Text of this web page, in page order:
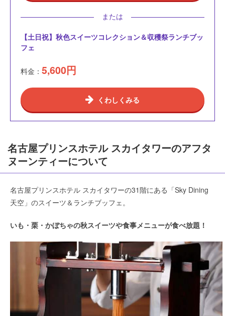
または
【土日祝】秋色スイーツコレクション＆収穫祭ランチブッ
フェ
料金： 5,600円
くわしくみる
名古屋プリンスホテル スカイタワーのアフタ
ヌーンティーについて
名古屋プリンスホテル スカイタワーの31階にある「Sky Dining
天空」のスイーツ＆ランチブッフェ。
いも・栗・かぼちゃの秋スイーツや食事メニューが食べ放題！